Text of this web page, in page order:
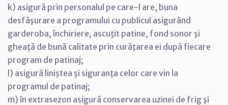
k) asigură prin personalul pe care-l are, buna
desfăşurare a programului cu publicul asigurând
garderoba, închiriere, ascuţit patine, fond sonor şi
gheaţă de bună calitate prin curăţarea ei după fiecare
program de patinaj;
l) asigură liniştea şi siguranţa celor care vin la
programul de patinaj;
m) în extrasezon asigură conservarea uzinei de frig şi